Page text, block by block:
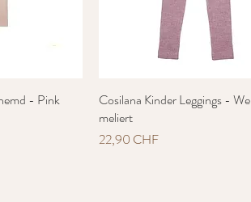
- Pink
Schnellansicht
Cosilana Kinder Leggings -
meliert
Preis
22,90 CHF